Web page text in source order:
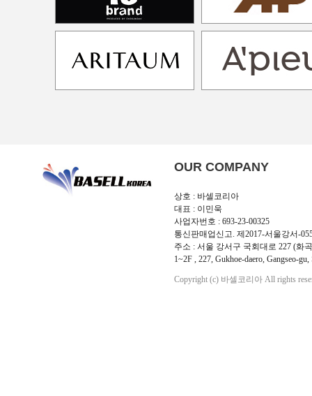
OUR COMPANY
상호 : 바셀코리아
대표 : 이민욱
사업자번호 : 693-23-00325
통신판매업신고. 제2017-서울강서-
주소 : 서울 강서구 국회대로 227 (화
1~2F , 227, Gukhoe-daero, Gangseo-
Copyright (c) 바셀코리아 All rights